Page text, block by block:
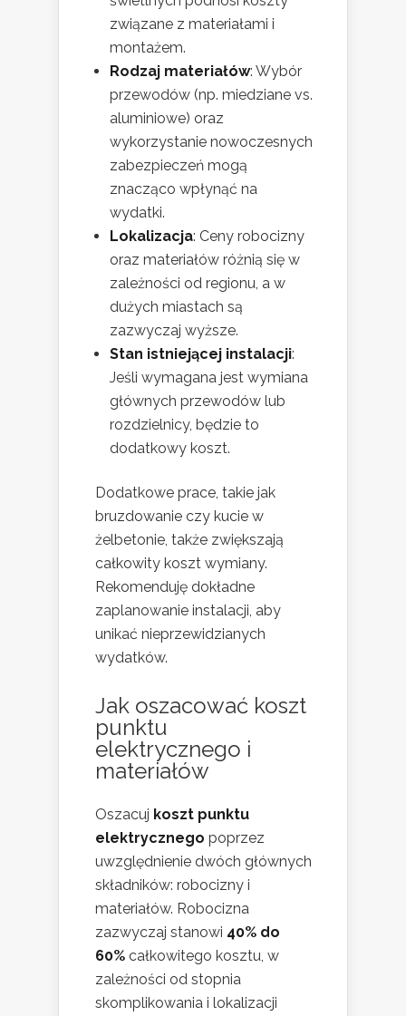
związane z materiałami i
montażem.
Rodzaj materiałów: Wybór
przewodów (np. miedziane vs.
aluminiowe) oraz
wykorzystanie nowoczesnych
zabezpieczeń mogą
znacząco wpłynąć na
wydatki.
Lokalizacja: Ceny robocizny
oraz materiałów różnią się w
zależności od regionu, a w
dużych miastach są
zazwyczaj wyższe.
Stan istniejącej instalacji:
Jeśli wymagana jest wymiana
głównych przewodów lub
rozdzielnicy, będzie to
dodatkowy koszt.
Dodatkowe prace, takie jak
bruzdowanie czy kucie w
żelbetonie, także zwiększają
całkowity koszt wymiany.
Rekomenduję dokładne
zaplanowanie instalacji, aby
unikać nieprzewidzianych
wydatków.
Jak oszacować koszt
punktu
elektrycznego i
materiałów
Oszacuj koszt punktu
elektrycznego poprzez
uwzględnienie dwóch głównych
składników: robocizny i
materiałów. Robocizna
zazwyczaj stanowi 40% do
60% całkowitego kosztu, w
zależności od stopnia
skomplikowania i lokalizacji